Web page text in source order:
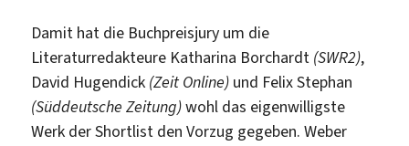
Damit hat die Buchpreisjury um die
Literaturredakteure Katharina Borchardt (SWR2),
David Hugendick (Zeit Online) und Felix Stephan
(Süddeutsche Zeitung)wohl das eigenwilligste
Werk der Shortlist den Vorzug gegeben. Weber